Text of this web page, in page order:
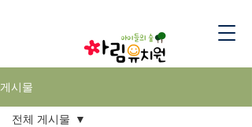
게시물
전체 게시물